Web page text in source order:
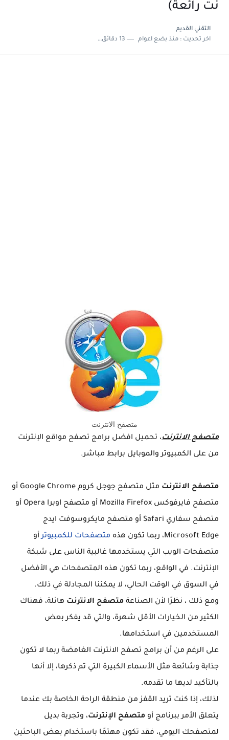
نت رائعة)
التقني القديم
اخر تحديث :منذ بضع اعوام 13 دقائق للقراءة
متصفح الانترنت
متصفح الانترنت، تحميل افضل برامج تصفح مواقع الإنترنت
من على الكمبيوتر والموبايل برابط مباشر.
متصفح الانترنت
مثل متصفح جوجل كروم Google Chrome أو
متصفح فايرفوكس Mozilla Firefox أو متصفح اوبرا Opera أو
متصفح سفاري Safari أو متصفح مايكروسوفت ايدج
Microsoft Edge، ربما تكون هذه
متصفحات للكمبيوترأو
متصفحات الويب التي يستخدمها غالبية الناس على شبكة
الإنترنت. في الواقع، ربما تكون هذه المتصفحات هي الأفضل
في السوق في الوقت الحالي، لا يمكننا المجادلة في ذلك.
ومع ذلك ، نظرًا لأن الصناعة متصفح الانترنت هائلة، فهناك
الكثير من الخيارات الأقل شهرة، والتي قد يفكر بعض
المستخدمين في استخدامها.
على الرغم من أن برامج تصفح الانترنت الغامضة ربما لا تكون
جذابة وشائعة مثل الأسماء الكبيرة التي تم ذكرها، إلا أنها
بالتأكيد لديها ما تقدمه.
لذلك، إذا كنت تريد القفز من منطقة الراحة الخاصة بك عندما
يتعلق الأمر ببرنامج أو متصفح الإنترنت، وتجربة بديل
لمتصفحك اليومي، فقد تكون مهتمًا باستخدام بعض الباحثين